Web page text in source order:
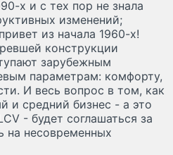
х и с тех пор не знала
изменений;
из начала 1960-х!
конструкции
зарубежным
параметрам: комфорту,
И весь вопрос в том, как
и средний бизнес - а это
- будет соглашаться за
на несовременных